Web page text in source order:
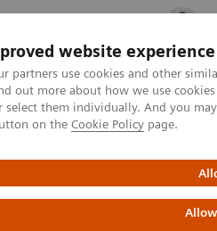
website experience
partners use cookies and other
out more about how we use
them individually. And you
on the Cookie Policy page.
Management